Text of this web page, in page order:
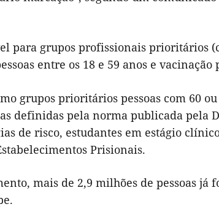
para grupos profissionais prioritários
entre os 18 e 59 anos e
grupos prioritários pessoas com 60
definidas pela norma publicada pela
de risco, estudantes em estágio
Prisionais.
mais de 2,9 milhões de pessoas já